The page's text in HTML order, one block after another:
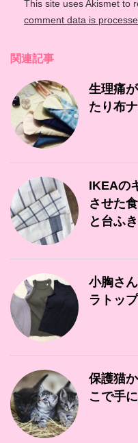
This site uses Akismet to
comment data is
関連記事
生理痛
たり布
IKEAの
させた
と台ふ
小胸さ
ラトッ
保護猫
こで手